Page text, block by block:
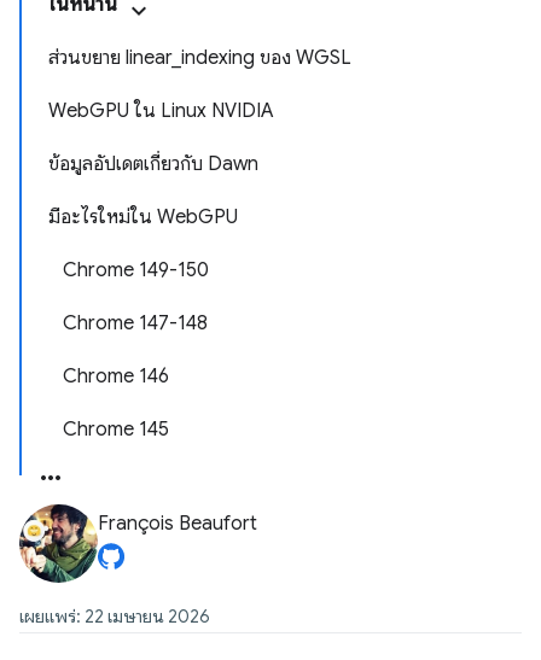
ในหน้านี้
ส่วนขยาย linear_indexing ของ WGSL
WebGPU ใน Linux NVIDIA
ข้อมูลอัปเดตเกี่ยวกับ Dawn
มีอะไรใหม่ใน WebGPU
Chrome 149-150
Chrome 147-148
Chrome 146
Chrome 145
François Beaufort
เผยแพร่: 22 เมษายน 2026